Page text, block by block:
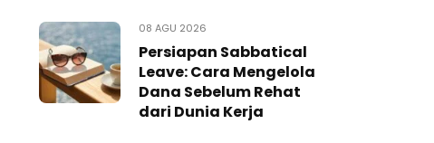
08 AGU 2026
Persiapan Sabbatical
Leave: Cara Mengelola
Dana Sebelum Rehat
dari Dunia Kerja